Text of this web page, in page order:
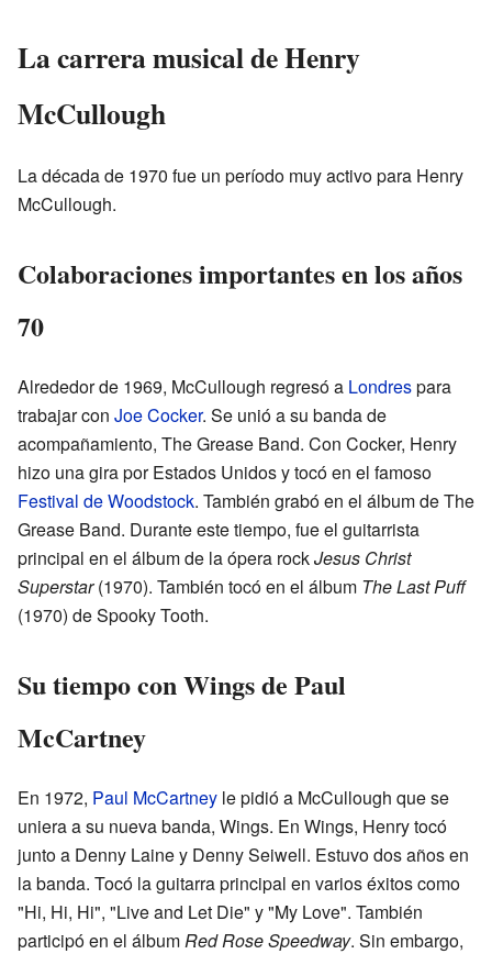
La carrera musical de Henry
McCullough
La década de 1970 fue un período muy activo para Henry
McCullough.
Colaboraciones importantes en los años
70
Alrededor de 1969, McCullough regresó a Londrespara
trabajar con Joe Cocker. Se unió a su banda de
acompañamiento, The Grease Band. Con Cocker, Henry
hizo una gira por Estados Unidos y tocó en el famoso
Festival de Woodstock. También grabó en el álbum de The
Grease Band. Durante este tiempo, fue el guitarrista
principal en el álbum de la ópera rockJesus Christ
Superstar(1970). También tocó en el álbum The Last Puff
(1970) de Spooky Tooth.
Su tiempo con Wings de Paul
McCartney
En 1972, Paul McCartney le pidió a McCullough que se
uniera a su nueva banda, Wings. En Wings, Henry tocó
junto a Denny Laine y Denny Seiwell. Estuvo dos años en
la banda. Tocó la guitarra principal en varios éxitos como
"Hi, Hi, Hi", "Live and Let Die" y "My Love". También
participó en el álbumRed Rose Speedway. Sin embargo,